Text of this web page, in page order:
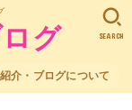
グ
介・ブログについて
SEARCH